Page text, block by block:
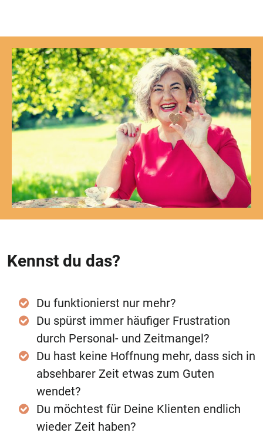
Kennst du das?
Du funktionierst nur mehr?
Du spürst immer häufiger Frustration
durch Personal- und Zeitmangel?
Du hast keine Hoffnung mehr, dass sich in
absehbarer Zeit etwas zum Guten
wendet?
Du möchtest für Deine Klienten endlich
wieder Zeit haben?